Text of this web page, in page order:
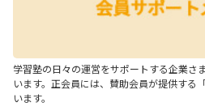
学習塾の日々の運営をサポートする企業さ
います。正会員には、賛助会員が提供する
います。